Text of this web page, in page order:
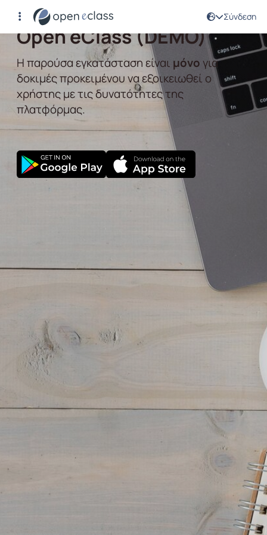
Σύνδεση
Αρχική Σελίδα
Open eClass (DEMO)
Η παρούσα εγκατάσταση είναιμόνογια
δοκιμές προκειμένου να εξοικειωθεί ο
χρήστης με τις δυνατότητες της
πλατφόρμας.